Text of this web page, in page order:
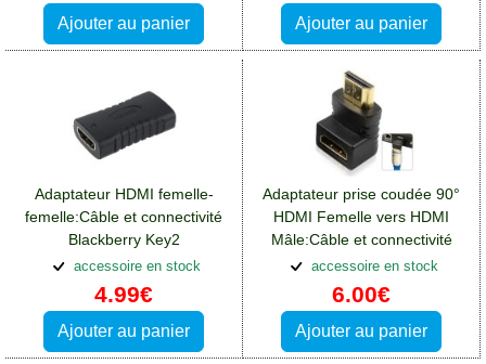
Ajouter au panier Ajouter au panier
Adaptateur HDMI femelle-
femelle:Câble et connectivité
Blackberry Key2
accessoire en stock
4.99€
Ajouter au panier
Adaptateur prise coudée 90°
HDMI Femelle vers HDMI
Mâle:Câble et connectivité
Blackberry Key2
accessoire en stock
6.00€
Ajouter au panier